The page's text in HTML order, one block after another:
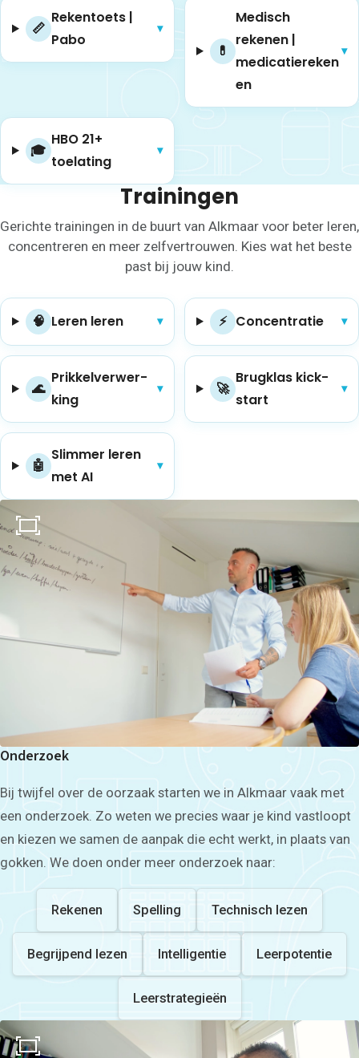
Thuis oefenen
Basisschool
Rekenen
Spelling
Technisch lezen
Begrijpend lezen
Dyslexie
Dyscalculie
Toetstraining
Middelbare school
Bedrijfseconomie
Biologie
Duits
Economie
Engels
Frans
Grieks
Latijn
Maatschappijleer
Natuurkunde
Nederlands
Scheikunde
Wiskunde
Mbo/hbo
Rekenen
📏
Rekentoets |
Pabo
▾
💊
Medisch
rekenen |
medicatiereken
en
▾
🎓
HBO 21+
toelating
▾
Trainingen
Gerichte trainingen in de buurt van Alkmaar voor beter leren,
concentreren en meer zelfvertrouwen. Kies wat het beste
past bij jouw kind.
🧠 Leren leren ▾ ⚡ Con­cen­tra­tie ▾
🌊
Prik­kel­ver­wer­
king
▾ 🚀
Brug­klas kick­
start
▾
🤖
Slim­mer leren
met AI
▾
Onderzoek
Bij twijfel over de oorzaak starten we in Alkmaar vaak met
een onderzoek. Zo weten we precies waar je kind vastloopt
en kiezen we samen de aanpak die echt werkt, in plaats van
gokken. We doen onder meer onderzoek naar:
Rekenen Spelling Technisch lezen
Begrijpend lezen Intelligentie Leerpotentie
Leerstrategieën